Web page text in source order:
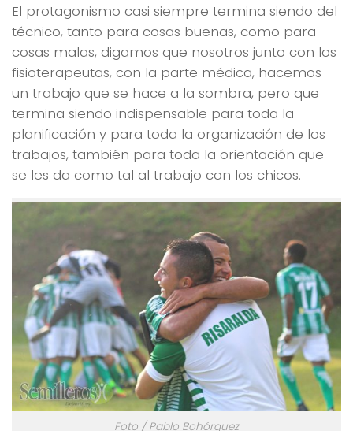
El protagonismo casi siempre termina siendo del
técnico, tanto para cosas buenas, como para
cosas malas, digamos que nosotros junto con los
fisioterapeutas, con la parte médica, hacemos
un trabajo que se hace a la sombra, pero que
termina siendo indispensable para toda la
planificación y para toda la organización de los
trabajos, también para toda la orientación que
se les da como tal al trabajo con los chicos.
Foto / Pablo Bohórquez